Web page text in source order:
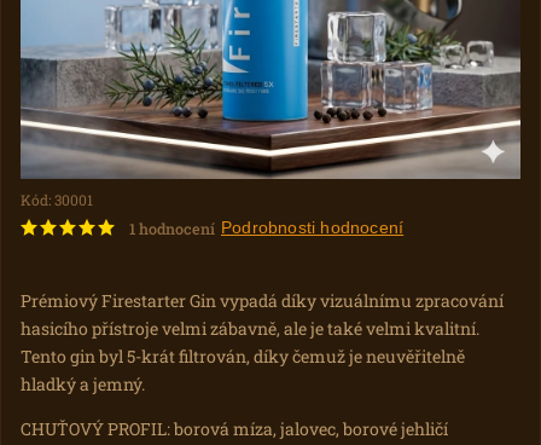
Kód:30001
1 hodnocení Podrobnosti hodnocení
Prémiový Firestarter Gin vypadá díky vizuálnímu zpracování
hasicího přístroje velmi zábavně, ale je také velmi kvalitní.
Tento gin byl 5-krát filtrován, díky čemuž je neuvěřitelně
hladký a jemný.
CHUŤOVÝ PROFIL: borová míza, jalovec, borové jehličí